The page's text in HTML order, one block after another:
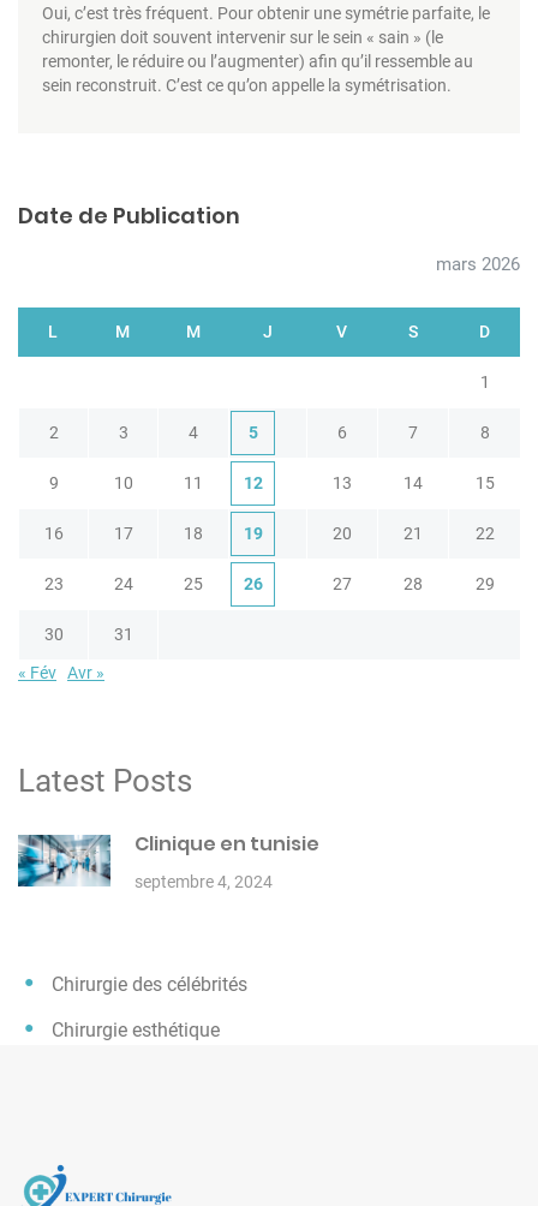
Oui, c’est très fréquent. Pour obtenir une symétrie parfaite, le
chirurgien doit souvent intervenir sur le sein « sain » (le
remonter, le réduire ou l’augmenter) afin qu’il ressemble au
sein reconstruit. C’est ce qu’on appelle la symétrisation.
Date de Publication
mars 2026
L M M J V S D
1
2 3 4 5 6 7 8
9 10 11 12 13 14 15
16 17 18 19 20 21 22
23 24 25 26 27 28 29
30
31
« Fév Avr »
Latest Posts
Clinique en tunisie
septembre 4, 2024
Chirurgie des célébrités
Chirurgie esthétique